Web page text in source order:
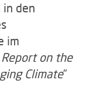
den
im
Report on the
Climate”